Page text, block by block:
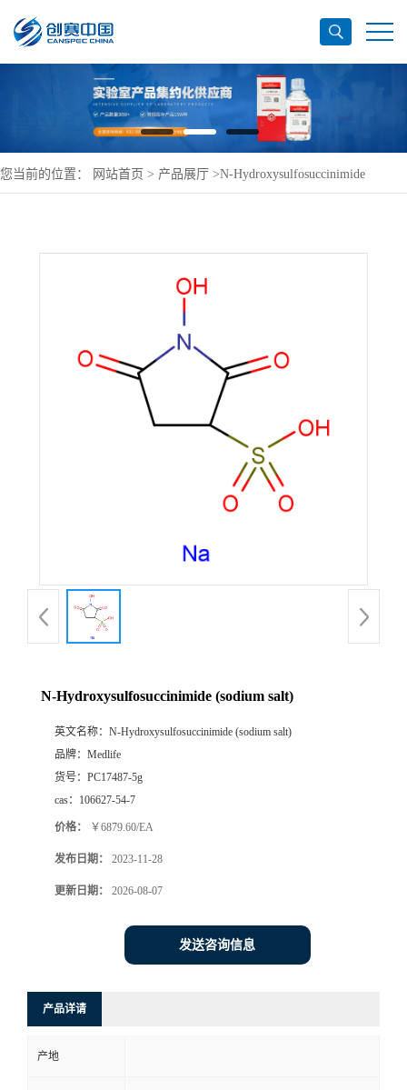
您当前的位置： 网站首页 > 产品展厅 >N-Hydroxysulfosuccinimide
N-Hydroxysulfosuccinimide (sodium salt)
英文名称： N-Hydroxysulfosuccinimide (sodium salt)
品牌： Medlife
货号： PC17487-5g
cas： 106627-54-7
价格： ￥6879.60/EA
发布日期： 2023-11-28
更新日期： 2026-08-07
发送咨询信息
产品详请
产地